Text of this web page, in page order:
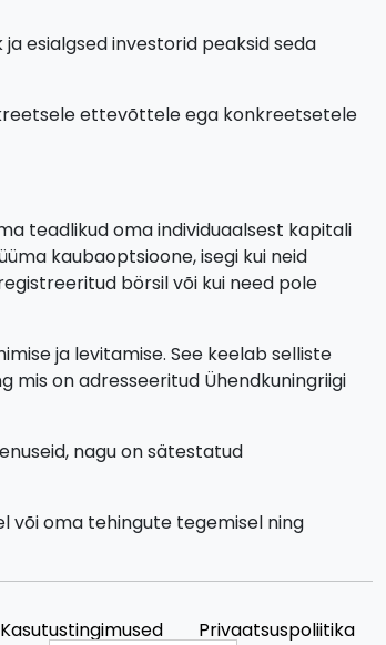
esialgsed investorid peaksid seda
ettevõttele ega konkreetsetele
teadlikud oma individuaalsest kapitali
kaubaoptsioone, isegi kui neid
börsil või kui need pole
ja levitamise. See keelab selliste
on adresseeritud Ühendkuningriigi
nagu on sätestatud
või oma tehingute tegemisel ning
Kasutustingimused Privaatsuspoliitika